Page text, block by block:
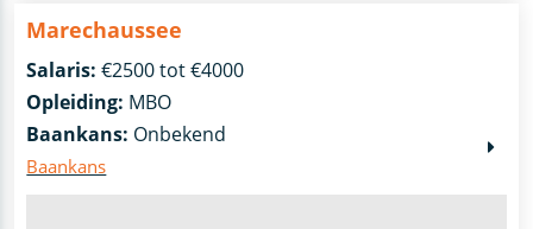
Marechaussee
Salaris: €2500 tot €4000
Opleiding: MBO
Baankans: Onbekend
Baankans